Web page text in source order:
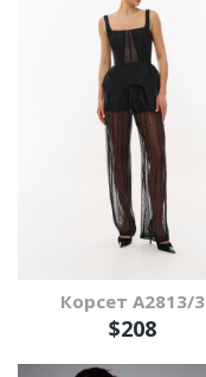
Корсет А2813/3
$208